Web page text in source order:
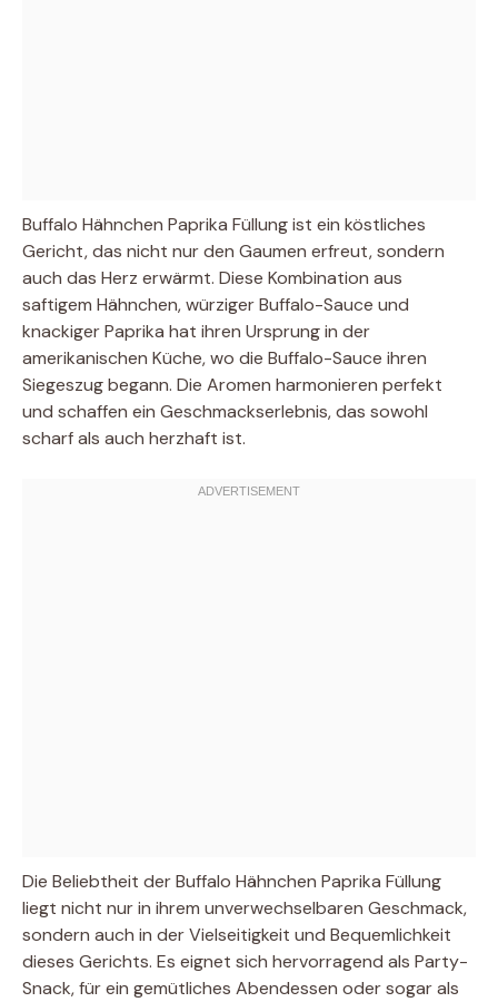
Buffalo Hähnchen Paprika Füllung ist ein köstliches
Gericht, das nicht nur den Gaumen erfreut, sondern
auch das Herz erwärmt. Diese Kombination aus
saftigem Hähnchen, würziger Buffalo-Sauce und
knackiger Paprika hat ihren Ursprung in der
amerikanischen Küche, wo die Buffalo-Sauce ihren
Siegeszug begann. Die Aromen harmonieren perfekt
und schaffen ein Geschmackserlebnis, das sowohl
scharf als auch herzhaft ist.
Die Beliebtheit der Buffalo Hähnchen Paprika Füllung
liegt nicht nur in ihrem unverwechselbaren Geschmack,
sondern auch in der Vielseitigkeit und Bequemlichkeit
dieses Gerichts. Es eignet sich hervorragend als Party-
Snack, für ein gemütliches Abendessen oder sogar als